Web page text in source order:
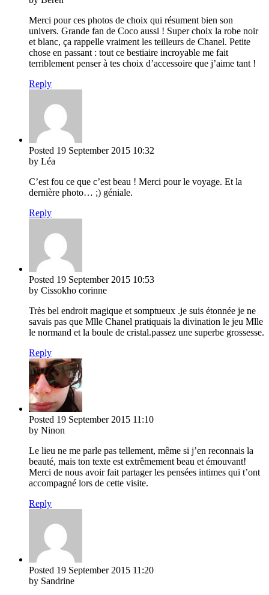
Merci pour ces photos de choix qui résument bien son
univers. Grande fan de Coco aussi ! Super choix la robe noir
et blanc, ça rappelle vraiment les teilleurs de Chanel. Petite
chose en passant : tout ce bestiaire incroyable me fait
terriblement penser à tes choix d’accessoire que j’aime tant !
Reply
Posted 19 September 2015 10:32
by Léa
C’est fou ce que c’est beau ! Merci pour le voyage. Et la
dernière photo… ;) géniale.
Reply
Posted 19 September 2015 10:53
by Cissokho corinne
Très bel endroit magique et somptueux .je suis étonnée je ne
savais pas que Mlle Chanel pratiquais la divination le jeu Mlle
le normand et la boule de cristal.passez une superbe grossesse.
Reply
Posted 19 September 2015 11:10
by Ninon
Le lieu ne me parle pas tellement, même si j’en reconnais la
beauté, mais ton texte est extrêmement beau et émouvant!
Merci de nous avoir fait partager les pensées intimes qui t’ont
accompagné lors de cette visite.
Reply
Posted 19 September 2015 11:20
by Sandrine